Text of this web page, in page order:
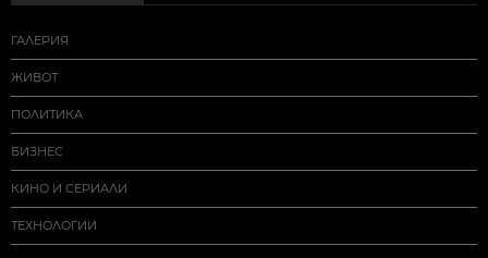
ГАЛЕРИЯ
ЖИВОТ
ПОЛИТИКА
БИЗНЕС
КИНО И СЕРИАЛИ
ТЕХНОЛОГИИ